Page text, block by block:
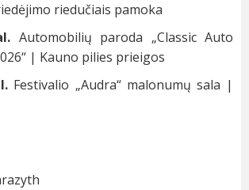
riedučiais pamoka
Automobilių paroda „Classic Auto
| Kauno pilies prieigos
Festivalio „Audra“ malonumų sala |